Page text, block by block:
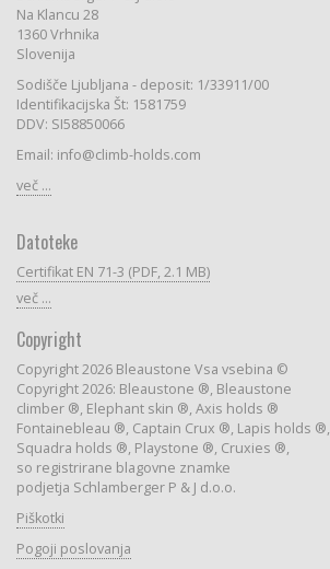
Na Klancu 28
1360 Vrhnika
Slovenija
Sodišče Ljubljana - deposit: 1/33911/00
Identifikacijska Št: 1581759
DDV: SI58850066
Email: info@climb-holds.com
več ...
Datoteke
Certifikat EN 71-3 (PDF, 2.1 MB)
več ...
Copyright
Copyright 2026 Bleaustone Vsa vsebina ©
Copyright 2026: Bleaustone ®, Bleaustone
climber ®, Elephant skin ®, Axis holds ®
Fontainebleau ®, Captain Crux ®, Lapis holds ®,
Squadra holds ®, Playstone ®, Cruxies ®,
so registrirane blagovne znamke
podjetja Schlamberger P & J d.o.o.
Piškotki
Pogoji poslovanja